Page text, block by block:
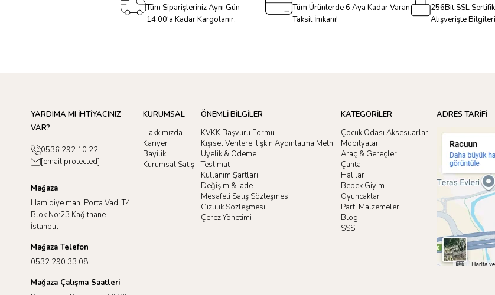
Tüm Siparişleriniz Aynı Gün
14.00'a Kadar Kargolanır.
Tüm Ürünlerde 6 Aya Kadar Varan
Taksit İmkanı!
256Bit SSL
Alışverişte
YARDIMA MI İHTİYACINIZ
VAR?
0536 292 10 22
[email protected]
Mağaza
Hamidiye mah. Porta Vadi T4
Blok No:23 Kağıthane -
İstanbul
Mağaza Telefon
0532 290 33 08
Mağaza Çalışma Saatleri
KURUMSAL
Hakkımızda
Kariyer
Bayilik
Kurumsal Satış
ÖNEMLİ BİLGİLER
KVKK Başvuru Formu
Kişisel Verilere İlişkin Aydınlatma Metni
Üyelik & Ödeme
Teslimat
Kullanım Şartları
Değişim & İade
Mesafeli Satış Sözleşmesi
Gizlilik Sözleşmesi
Çerez Yönetimi
KATEGORİLER
Çocuk Odası Aksesuarları
Mobilyalar
Araç & Gereçler
Çanta
Halılar
Bebek Giyim
Oyuncaklar
Parti Malzemeleri
Blog
SSS
ADRES TARİFİ